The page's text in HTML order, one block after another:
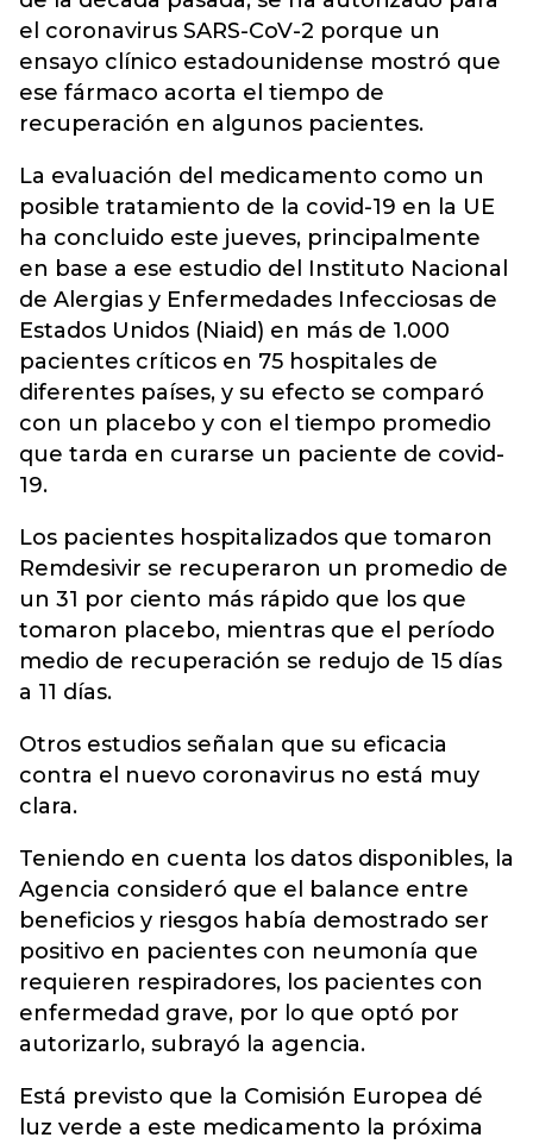
el coronavirus SARS-CoV-2 porque un
ensayo clínico estadounidense mostró que
ese fármaco acorta el tiempo de
recuperación en algunos pacientes.
La evaluación del medicamento como un
posible tratamiento de la covid-19 en la UE
ha concluido este jueves, principalmente
en base a ese estudio del Instituto Nacional
de Alergias y Enfermedades Infecciosas de
Estados Unidos (Niaid) en más de 1.000
pacientes críticos en 75 hospitales de
diferentes países, y su efecto se comparó
con un placebo y con el tiempo promedio
que tarda en curarse un paciente de covid-
19.
Los pacientes hospitalizados que tomaron
Remdesivir se recuperaron un promedio de
un 31 por ciento más rápido que los que
tomaron placebo, mientras que el período
medio de recuperación se redujo de 15 días
a 11 días.
Otros estudios señalan que su eficacia
contra el nuevo coronavirus no está muy
clara.
Teniendo en cuenta los datos disponibles, la
Agencia consideró que el balance entre
beneficios y riesgos había demostrado ser
positivo en pacientes con neumonía que
requieren respiradores, los pacientes con
enfermedad grave, por lo que optó por
autorizarlo, subrayó la agencia.
Está previsto que la Comisión Europea dé
luz verde a este medicamento la próxima